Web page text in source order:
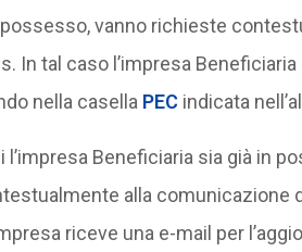
vanno richieste
In tal caso l’impresa
nella casella PEC indicata
l’impresa Beneficiaria sia già in
alla comunicazione
riceve una e-mail per